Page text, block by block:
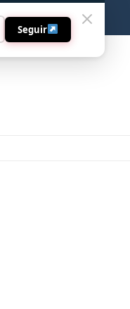
Seguir